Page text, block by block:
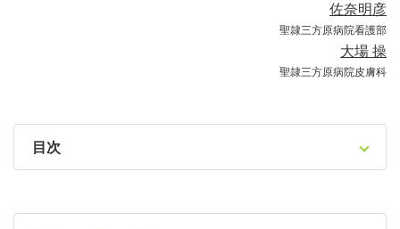
佐奈明彦
聖隷三方原病院看護部
大場 操
聖隷三方原病院皮膚科
目次